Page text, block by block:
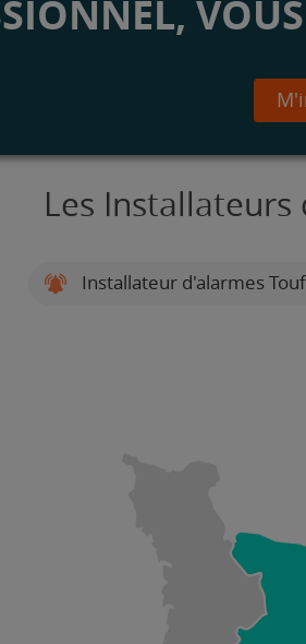
Les
Installateur d'alarmes